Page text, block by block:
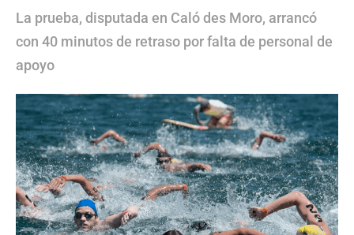
La prueba, disputada en Caló des Moro, arrancó
con 40 minutos de retraso por falta de personal de
apoyo